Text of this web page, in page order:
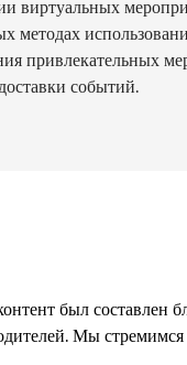
виртуальных
методах
привлекательных
событий.
был составлен
Мы